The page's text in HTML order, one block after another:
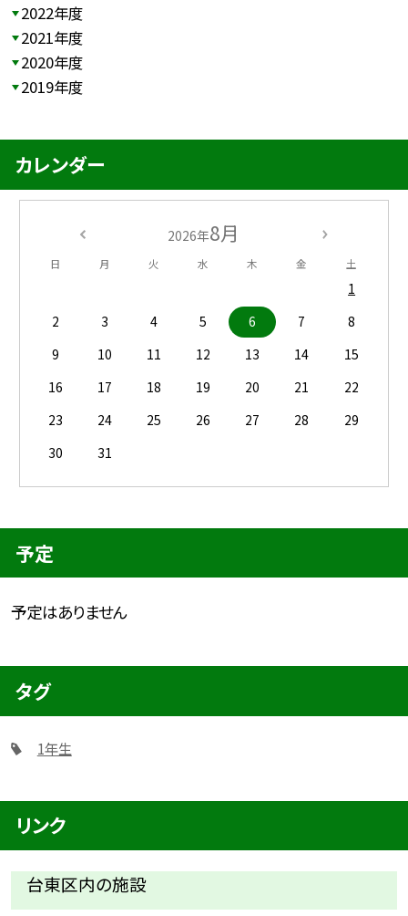
2022年度
2021年度
2020年度
2019年度
カレンダー
2026年8月
日 月 火 水 木 金 土
1
2
3 4 5 6 7
8
9
10 11 12 13 14
15
16
17 18 19 20 21
22
23
24 25 26 27 28
29
30
31
予定
予定はありません
タグ
1年生
リンク
台東区内の施設